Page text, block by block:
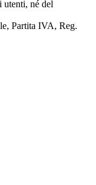
utenti, né del
Partita IVA, Reg.